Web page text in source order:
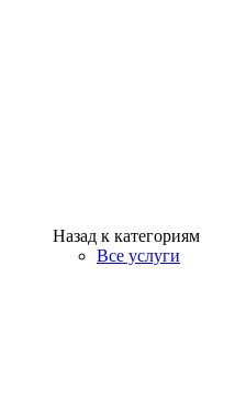
Назад к категориям
Все услуги